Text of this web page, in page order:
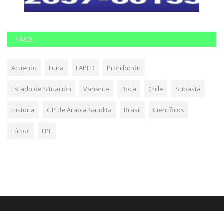
TAGS
Acuerdo Luna FAPED Prohibición
Estado de Situación Variante Boca Chile Subasta
Historia GP de Arabia Saudita Brasil Científicos
Fútbol LPF